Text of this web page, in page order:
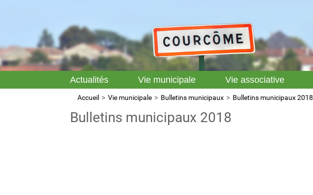
Actualités Vie municipale Vie associative
Accueil Vie municipale Bulletins municipaux Bulletins municipaux 2018
Bulletins municipaux 2018